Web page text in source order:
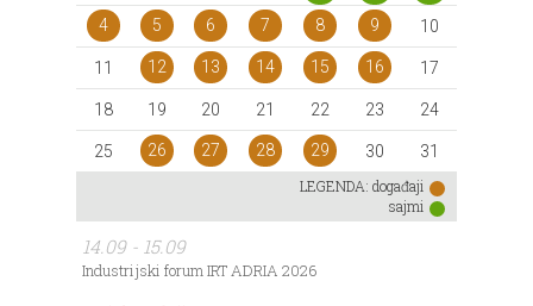
4
5 6 7 8 9 10
11 12 13 14 15 16 17
18 19 20 21 22 23 24
25 26 27 28 29 30
31
LEGENDA: događaji
sajmi
14.09 - 15.09
Industrijski forum IRT ADRIA 2026